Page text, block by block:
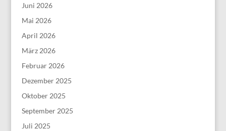
Juni 2026
Mai 2026
April 2026
März 2026
Februar 2026
Dezember 2025
Oktober 2025
September 2025
Juli 2025